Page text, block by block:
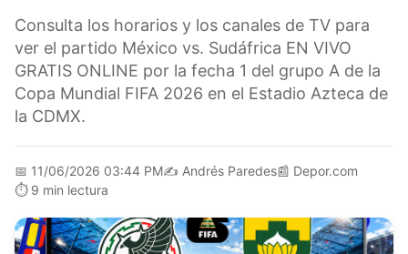
Consulta los horarios y los canales de TV para
ver el partido México vs. Sudáfrica EN VIVO
GRATIS ONLINE por la fecha 1 del grupo A de la
Copa Mundial FIFA 2026 en el Estadio Azteca de
la CDMX.
📅 11/06/2026 03:44 PM✍️ Andrés Paredes📰 Depor.com
⏱️ 9 min lectura